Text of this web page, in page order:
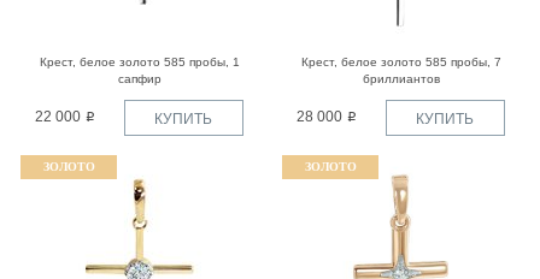
Крест, белое золото 585 пробы, 1
сапфир
22 000 КУПИТЬ
Крест, белое золото 585 пробы, 7
бриллиантов
28 000 КУПИТЬ
ЗОЛОТО ЗОЛОТО